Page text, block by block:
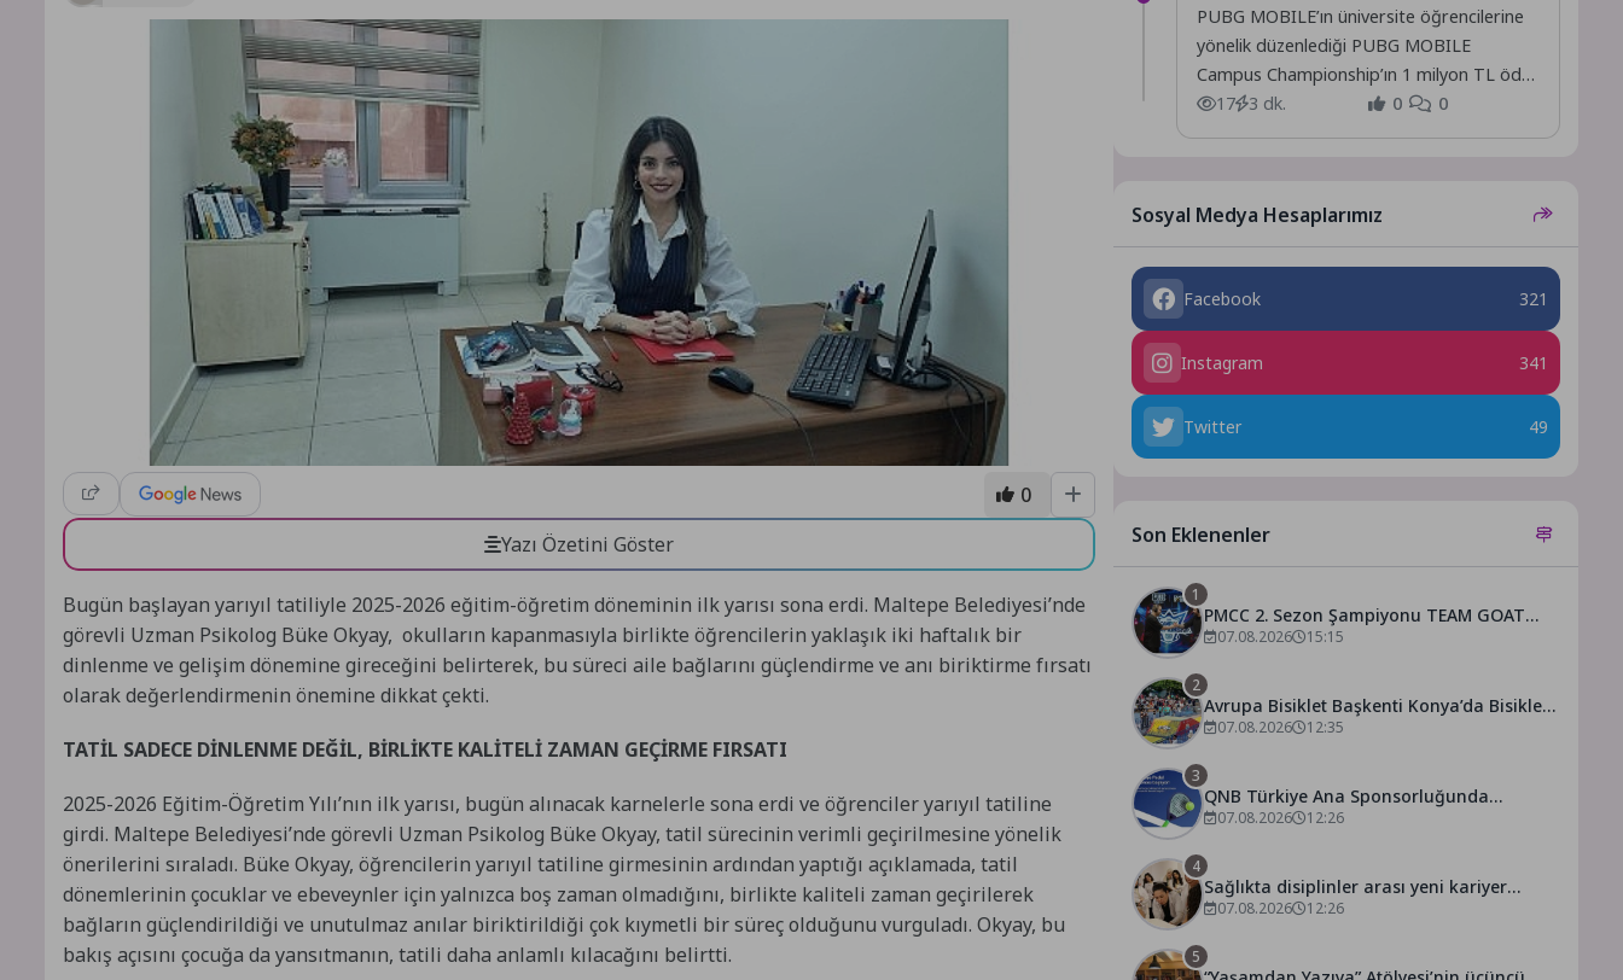
0
Yazı Özetini Göster
Bugün başlayan yarıyıl tatiliyle 2025-2026 eğitim-öğretim döneminin ilk yarısı sona erdi. Maltepe Belediyesi’nde
görevli Uzman Psikolog Büke Okyay, okulların kapanmasıyla birlikte öğrencilerin yaklaşık iki haftalık bir
dinlenme ve gelişim dönemine gireceğini belirterek, bu süreci aile bağlarını güçlendirme ve anı biriktirme fırsatı
olarak değerlendirmenin önemine dikkat çekti.
TATİL SADECE DİNLENME DEĞİL, BİRLİKTE KALİTELİ ZAMAN GEÇİRME FIRSATI
2025-2026 Eğitim-Öğretim Yılı’nın ilk yarısı, bugün alınacak karnelerle sona erdi ve öğrenciler yarıyıl tatiline
girdi. Maltepe Belediyesi’nde görevli Uzman Psikolog Büke Okyay, tatil sürecinin verimli geçirilmesine yönelik
önerilerini sıraladı. Büke Okyay, öğrencilerin yarıyıl tatiline girmesinin ardından yaptığı açıklamada, tatil
dönemlerinin çocuklar ve ebeveynler için yalnızca boş zaman olmadığını, birlikte kaliteli zaman geçirilerek
bağların güçlendirildiği ve unutulmaz anılar biriktirildiği çok kıymetli bir süreç olduğunu vurguladı. Okyay, bu
bakış açısını çocuğa da yansıtmanın, tatili daha anlamlı kılacağını belirtti.
PUBG MOBILE’ın üniversite öğrencilerine
yönelik düzenlediği PUBG MOBILE
Campus Championship’ın 1 milyon TL ödül
havuzlu ikinci sezonu tamamlandı.
17 3 dk. 0 0
Sosyal Medya Hesaplarımız
Facebook 321
Instagram 341
Twitter 49
Son Eklenenler
1
PMCC 2. Sezon Şampiyonu TEAM GOAT
Oldu
07.08.2026 15:15
2
Avrupa Bisiklet Başkenti Konya’da Bisiklet
Festivali Heyecanı Başladı
07.08.2026 12:35
3
QNB Türkiye Ana Sponsorluğunda
Türkiye’nin İlk Padel Türkiye Şampiyonası
07.08.2026 12:26
4
Sağlıkta disiplinler arası yeni kariyer
dönemi
07.08.2026 12:26
5